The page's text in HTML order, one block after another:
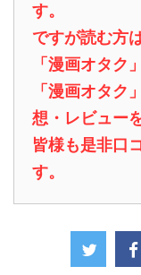
す。
ですが読む方
「漫画オタク
「漫画オタク
想・レビュー
皆様も是非口
す。